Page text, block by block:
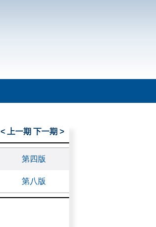
< 上一期 下一期 >
第四版
第八版